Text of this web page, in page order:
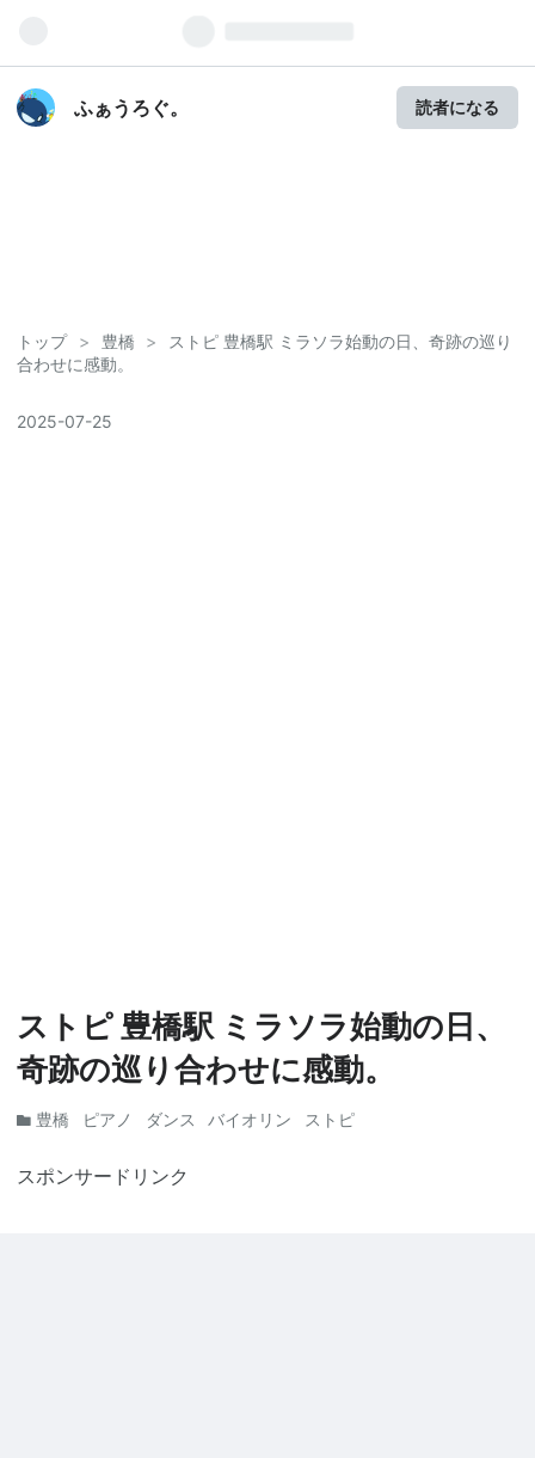
ふぁうろぐ。 読者になる
トップ > 豊橋 >
ストピ 豊橋駅 ミラソラ始動の日、奇跡の巡り
合わせに感動。
2025-07-25
ストピ 豊橋駅 ミラソラ始動の日、
奇跡の巡り合わせに感動。
豊橋 ピアノ ダンス バイオリン ストピ
スポンサードリンク